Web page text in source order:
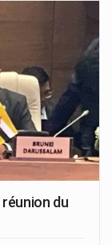
du